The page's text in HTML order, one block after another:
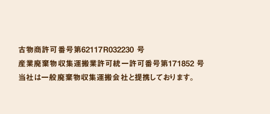
古物商許可番号第62117R032230 号
産業廃棄物収集運搬業許可統一許可番号第171852 号
当社は一般廃棄物収集運搬会社と提携しております。